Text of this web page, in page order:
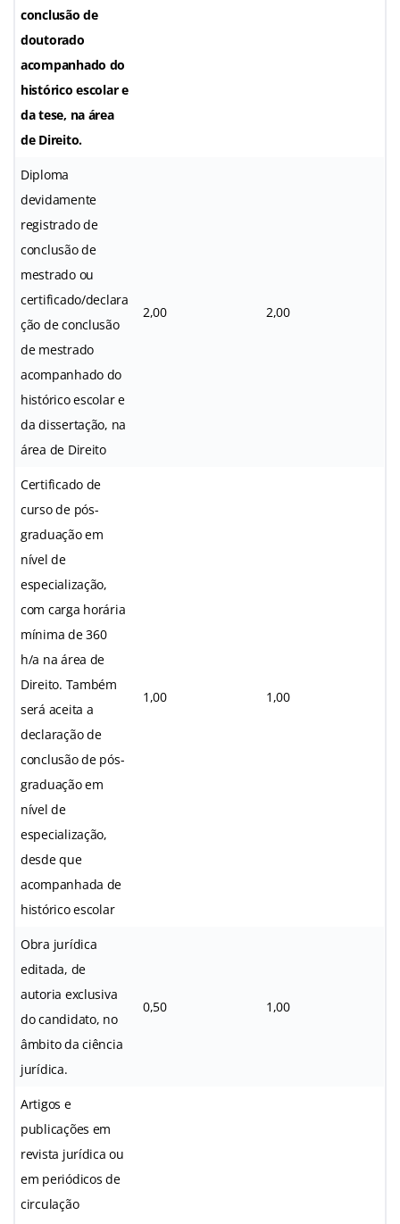
conclusão de
doutorado
acompanhado do
histórico escolar e
da tese, na área
de Direito.
Diploma
devidamente
registrado de
conclusão de
mestrado ou
certificado/declara
ção de conclusão
de mestrado
acompanhado do
histórico escolar e
da dissertação, na
área de Direito
2,00 2,00
Certificado de
curso de pós-
graduação em
nível de
especialização,
com carga horária
mínima de 360
h/a na área de
Direito. Também
será aceita a
declaração de
conclusão de pós-
graduação em
nível de
especialização,
desde que
acompanhada de
histórico escolar
1,00 1,00
Obra jurídica
editada, de
autoria exclusiva
do candidato, no
âmbito da ciência
jurídica.
0,50 1,00
Artigos e
publicações em
revista jurídica ou
em periódicos de
circulação